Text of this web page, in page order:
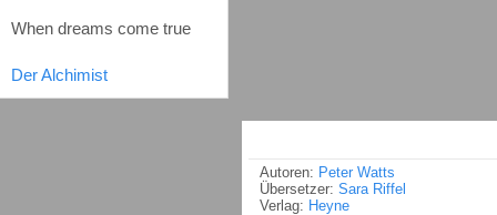
When dreams come true
Der Alchimist
Autoren: Peter Watts
Übersetzer: Sara Riffel
Verlag: Heyne